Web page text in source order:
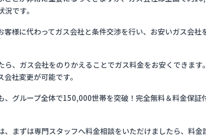
です。
客様に代わってガス会社と条件交渉を行い、お安いガス会
ら、ガス会社をのりかえることでガス料金をお安くできま
社変更が可能です。
、グループ全体で150,000世帯を突破！完全無料＆料金保証
、まずは専門スタッフへ料金相談をいただけましたら、料